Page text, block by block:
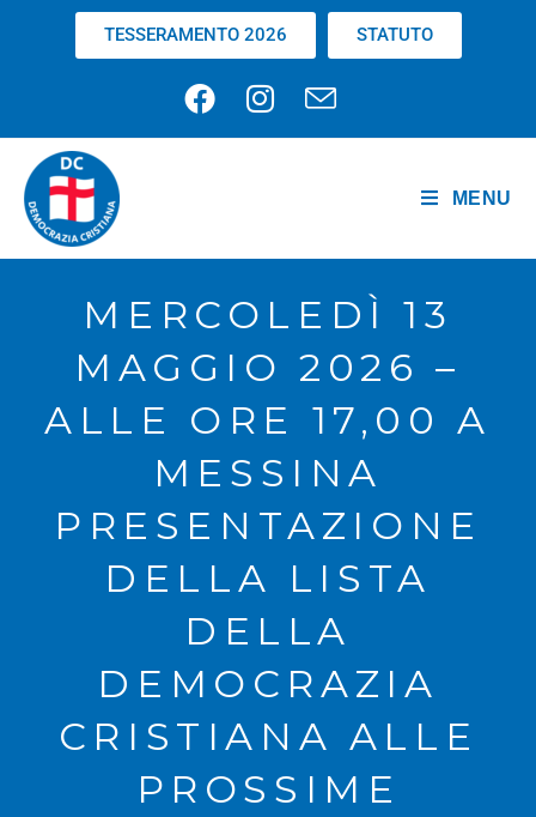
TESSERAMENTO 2026 STATUTO
MENU
MERCOLEDÌ 13
MAGGIO 2026 –
ALLE ORE 17,00 A
MESSINA
PRESENTAZIONE
DELLA LISTA
DELLA
DEMOCRAZIA
CRISTIANA ALLE
PROSSIME